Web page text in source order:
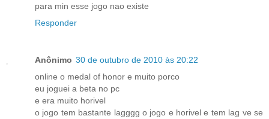
para min esse jogo nao existe
Responder
Anônimo 30 de outubro de 2010 às 20:22
online o medal of honor e muito porco
eu joguei a beta no pc
e era muito horivel
o jogo tem bastante lagggg o jogo e horivel e tem lag ve se